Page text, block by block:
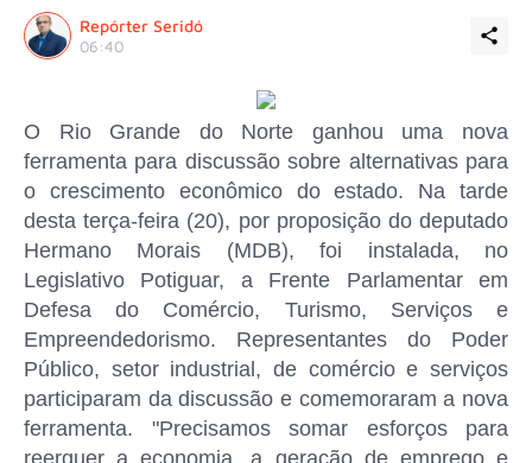
Repórter Seridó
06:40
O Rio Grande do Norte ganhou uma nova
ferramenta para discussão sobre alternativas para
o crescimento econômico do estado. Na tarde
desta terça-feira (20), por proposição do deputado
Hermano Morais (MDB), foi instalada, no
Legislativo Potiguar, a Frente Parlamentar em
Defesa do Comércio, Turismo, Serviços e
Empreendedorismo. Representantes do Poder
Público, setor industrial, de comércio e serviços
participaram da discussão e comemoraram a nova
ferramenta.
"Precisamos somar esforços para
reerguer a economia, a geração de emprego e